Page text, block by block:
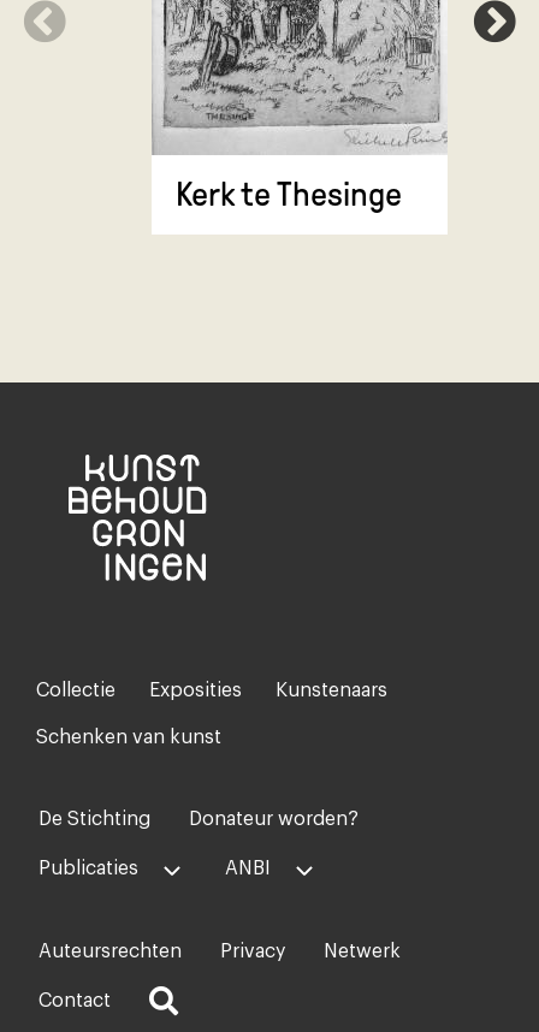
Kerk te Thesinge
Footer-
menu
Collectie Exposities Kunstenaars
Schenken van kunst
Voet
midden
De Stichting Donateur worden?
Publicaties ANBI
Voet
rechts
Auteursrechten Privacy Netwerk
Contact